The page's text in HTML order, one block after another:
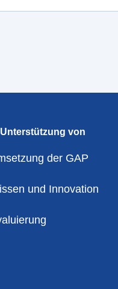
Unterstützung von
der GAP
und Innovation